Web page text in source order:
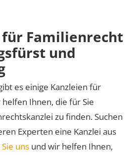
für Familienrecht
und
es einige Kanzleien für
Ihnen, die für Sie
zu finden. Suchen
Experten eine Kanzlei aus
uns und wir helfen Ihnen,